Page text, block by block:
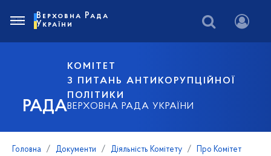
РАДА
КОМІТЕТ
З ПИТАНЬ АНТИКОРУПЦІЙНОЇ
ПОЛІТИКИ
ВЕРХОВНА РАДА УКРАЇНИ
Верховна Рада
України
Головна Документи Діяльність Комітету
Про Комітет